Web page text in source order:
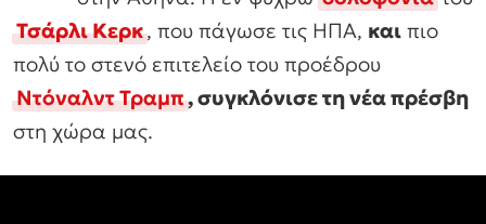
ΤσάρλιΚερκ, που πάγωσε τις ΗΠΑ, και πιο
πολύ το στενό επιτελείο του προέδρου
Ντόναλντ Τραμπ, συγκλόνισε τη νέα πρέσβη
στη χώρα μας.